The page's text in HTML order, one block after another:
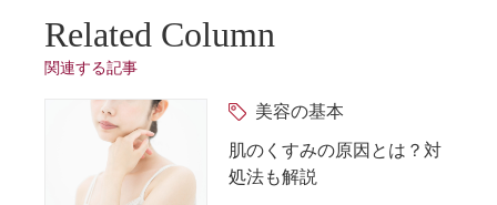
Related Column
関連する記事
美容の基本
肌のくすみの原因とは？対
処法も解説